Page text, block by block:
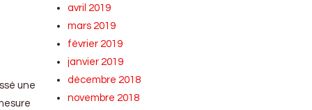
une
avril 2019
mars 2019
février 2019
janvier 2019
décembre 2018
novembre 2018